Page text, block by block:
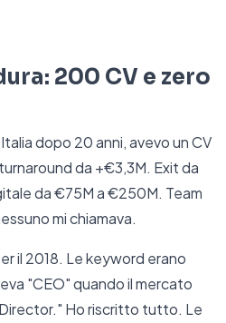
200 CV e zero
dopo 20 anni, avevo un CV
da +€3,3M. Exit da
da €75M a €250M. Team
mi chiamava.
il 2018. Le keyword erano
"CEO" quando il mercato
Ho riscritto tutto. Le